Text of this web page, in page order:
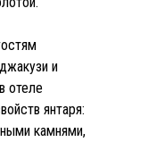
и
отеле
янтаря:
камнями,